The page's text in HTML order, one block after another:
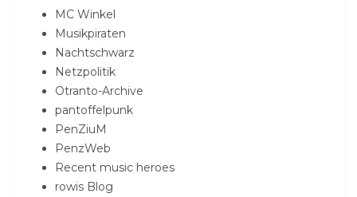
MC Winkel
Musikpiraten
Nachtschwarz
Netzpolitik
Otranto-Archive
pantoffelpunk
PenZiuM
PenzWeb
Recent music heroes
rowis Blog